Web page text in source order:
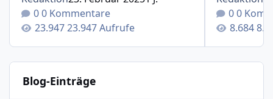
0 Kommentare
23.947 Aufrufe
0
Blog-Einträge